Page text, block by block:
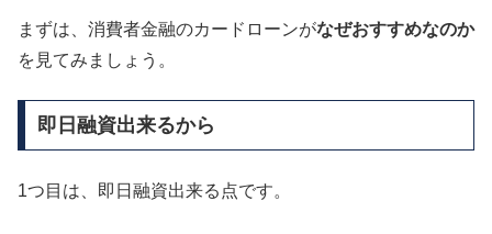
まずは、消費者金融のカードローンがなぜおすすめなのか
を見てみましょう。
即日融資出来るから
1つ目は、即日融資出来る点です。